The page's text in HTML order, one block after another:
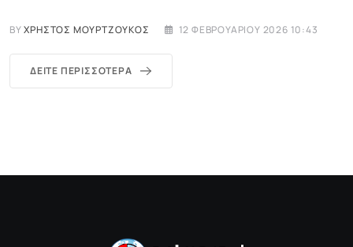
BYΧΡΉΣΤΟΣ ΜΟΥΡΤΖΟΎΚΟΣ 12 ΦΕΒΡΟΥΑΡΊΟΥ 2026 10:43
ΔΕΊΤΕ ΠΕΡΙΣΣΌΤΕΡΑ